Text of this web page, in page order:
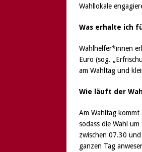
Wahllokale
Was erhalte ich
Wahlhelfer*innen
Euro (sog.
am Wahltag und
Wie läuft der
Am Wahltag kommt
sodass die Wahl
zwischen 07.30
ganzen Tag